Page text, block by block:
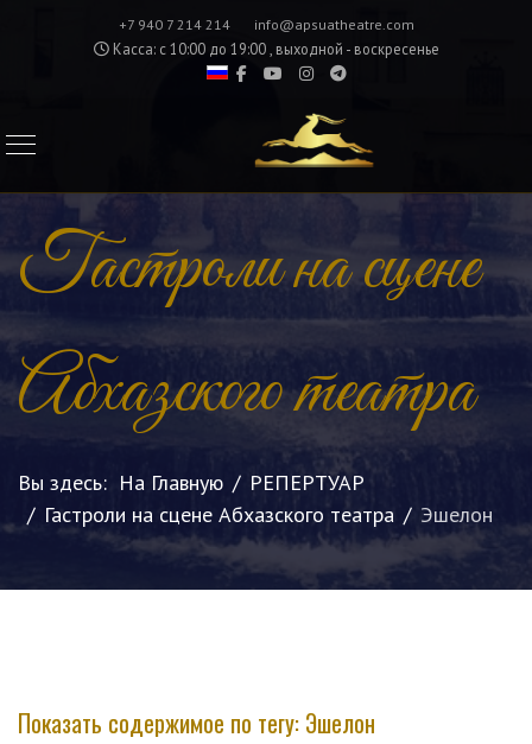
+7 940 7 214 214 info@apsuatheatre.com
Касса: с 10:00 до 19:00 , выходной - воскресенье
Гастроли на сцене
Абхазского театра
Вы здесь: На Главную
РЕПЕРТУАР
Гастроли на сцене Абхазского театра
Эшелон
Показать содержимое по тегу: Эшелон